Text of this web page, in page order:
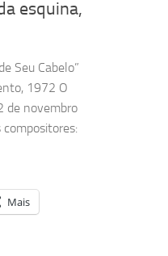
esquina,
Seu Cabelo”
1972 O
de novembro
Mais